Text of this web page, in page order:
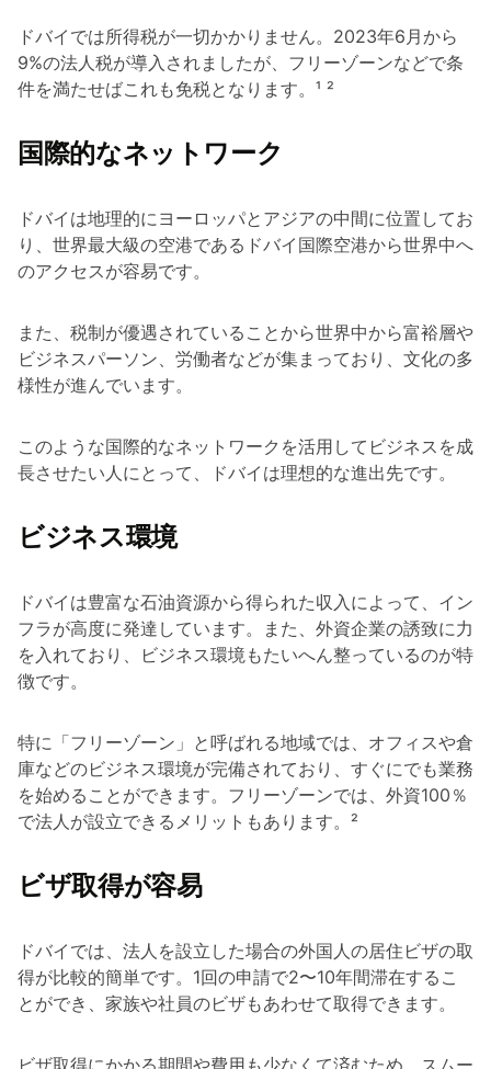
ドバイでは所得税が一切かかりません。2023年6月から
9%の法人税が導入されましたが、フリーゾーンなどで条
件を満たせばこれも免税となります。¹ ²
国際的なネットワーク
ドバイは地理的にヨーロッパとアジアの中間に位置してお
り、世界最大級の空港であるドバイ国際空港から世界中へ
のアクセスが容易です。
また、税制が優遇されていることから世界中から富裕層や
ビジネスパーソン、労働者などが集まっており、文化の多
様性が進んでいます。
このような国際的なネットワークを活用してビジネスを成
長させたい人にとって、ドバイは理想的な進出先です。
ビジネス環境
ドバイは豊富な石油資源から得られた収入によって、イン
フラが高度に発達しています。また、外資企業の誘致に力
を入れており、ビジネス環境もたいへん整っているのが特
徴です。
特に「フリーゾーン」と呼ばれる地域では、オフィスや倉
庫などのビジネス環境が完備されており、すぐにでも業務
を始めることができます。フリーゾーンでは、外資100％
で法人が設立できるメリットもあります。²
ビザ取得が容易
ドバイでは、法人を設立した場合の外国人の居住ビザの取
得が比較的簡単です。1回の申請で2〜10年間滞在するこ
とができ、家族や社員のビザもあわせて取得できます。
ビザ取得にかかる期間や費用も少なくて済むため、スムー